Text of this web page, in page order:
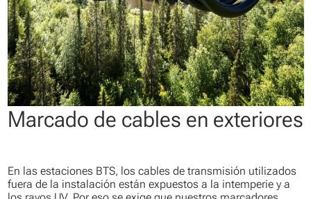
Marcado de cables en exteriores
En las estaciones BTS, los cables de transmisión utilizados
fuera de la instalación están expuestos a la intemperie y a